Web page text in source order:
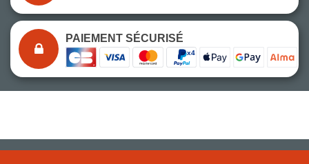
PAIEMENT SÉCURISÉ